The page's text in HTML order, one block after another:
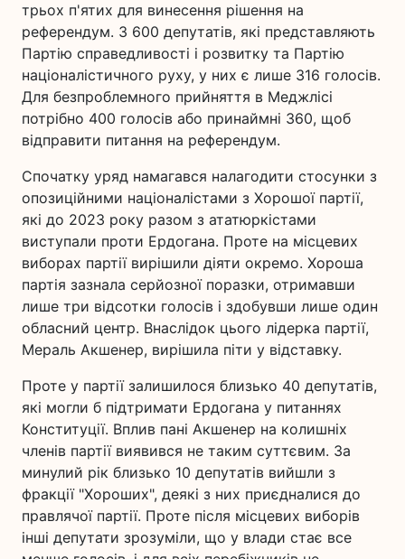
трьох п'ятих для винесення рішення на
референдум. З 600 депутатів, які представляють
Партію справедливості і розвитку та Партію
націоналістичного руху, у них є лише 316 голосів.
Для безпроблемного прийняття в Меджлісі
потрібно 400 голосів або принаймні 360, щоб
відправити питання на референдум.
Спочатку уряд намагався налагодити стосунки з
опозиційними націоналістами з Хорошої партії,
які до 2023 року разом з ататюркістами
виступали проти Ердогана. Проте на місцевих
виборах партії вирішили діяти окремо. Хороша
партія зазнала серйозної поразки, отримавши
лише три відсотки голосів і здобувши лише один
обласний центр. Внаслідок цього лідерка партії,
Мераль Акшенер, вирішила піти у відставку.
Проте у партії залишилося близько 40 депутатів,
які могли б підтримати Ердогана у питаннях
Конституції. Вплив пані Акшенер на колишніх
членів партії виявився не таким суттєвим. За
минулий рік близько 10 депутатів вийшли з
фракції "Хороших", деякі з них приєдналися до
правлячої партії. Проте після місцевих виборів
інші депутати зрозуміли, що у влади стає все